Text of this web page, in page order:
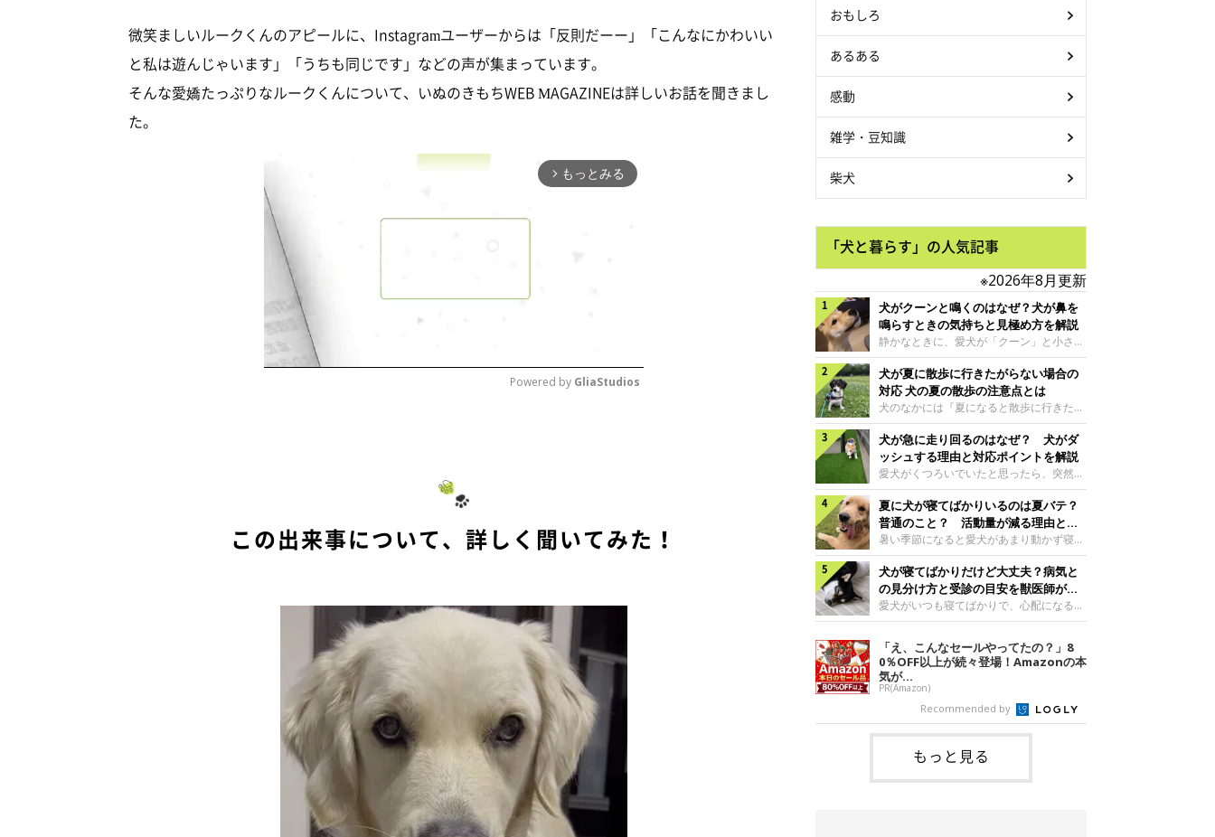
微笑ましいルークくんのアピールに、Instagramユーザーからは「反則だーー」「こんなにかわいい
と私は遊んじゃいます」「うちも同じです」などの声が集まっています。
そんな愛嬌たっぷりなルークくんについて、いぬのきもちWEB MAGAZINEは詳しいお話を聞きまし
た。
arrow_forward_ios もっとみる
Powered by GliaStudios
この出来事について、詳しく聞いてみた！
おもしろ
あるある
感動
雑学・豆知識
柴犬
「犬と暮らす」の人気記事
※2026年8月更新
犬がクーンと鳴くのはなぜ？犬が鼻を
鳴らすときの気持ちと見極め方を解説
静かなときに、愛犬が「クーン」と小さく
鳴いたり、鼻を鳴らすような音を出したり
することはありませんか？ 大きく吠える
わけではない分、「不安なの？それとも何
かお願いしているの？」と気になる飼い主
さんもいるかもしれません。今回は、犬が
クーンと鳴く理由や鼻鳴らしの背景、見極
め方と対応のポイントなどについて、いぬ
のきもち獣医師相談室の原 駿太朗先生に
伺いました。クーンと鳴くのはどんな気持
ち？いぬのきもち投稿写真ギャラリー犬が
クーンと小さく鳴くときは、何らかの感情
を伝えようとしている場合があると考えら
れています。大
犬が夏に散歩に行きたがらない場合の
対応 犬の夏の散歩の注意点とは
犬のなかには『夏になると散歩に行きたが
らない、歩かなくなる』『暑い季節は散歩
の気配を察すると涼しい部屋から出ようと
しない』など散歩に行きたがらないコもい
るようです。愛犬の運動をさせてあげたい
のに、散歩に行きたがらない。このような
場合はどう対応すればよいのでしょうか？
「愛犬が夏に散歩に行きたがらない場合の
対応」について、いぬのきもち獣医師相談
室の白山さとこ先生に聞きました。Q.夏に
犬の散歩に行くときの注意点は？ いぬの
きもち投稿写真ギャラリーーー夏に愛犬と
散歩に行くときは、どのようなことに注意
をするとよい
犬が急に走り回るのはなぜ？ 犬がダ
ッシュする理由と対応ポイントを解説
愛犬がくつろいでいたと思ったら、突然部
屋の中を走り回り始める――そんな様子に
驚いたことはありませんか？ 急な動きに
「何が起きているの？」と戸惑う飼い主さ
んも多いでしょう。落ち着いていたはずな
のに、急にスイッチが入ったように見える
と不安になることもあります。今回は、犬
が急に走り回る理由や見極め方などについ
て、いぬのきもち獣医師相談室の岡本りさ
先生に伺いました。犬が急に走り回るのは
ラリー犬が突然走り回る行動は、必ずしも
珍しいものではないと考えられています。
体にたまったエ
夏に犬が寝てばかりいるのは夏バテ？
普通のこと？ 活動量が減る理由と対
策とは
暑い季節になると愛犬があまり動かず寝て
ばかりだと感じる飼い主さんはいません
か？その様子に、愛犬が夏バテで疲れてい
るのか、元気がないのかなど不安に感じる
方もいるのではないかと思います。 で
は、犬が寝てばかりいるときに対処が必要
「犬の活動量が夏に減る理由と対策」につ
いて、いぬのきもち獣医師相談室の山口み
き先生に話を聞きました。Q. 夏に犬の活
動量が減る理由は？ いぬのきもち投稿写
真ギャラリーーー夏に愛犬の活動量が減る
と感じる飼い主さんもいるようです。理由
としてどのようなこ
犬が寝てばかりだけど大丈夫？病気と
の見分け方と受診の目安を獣医師が解
説
愛犬がいつも寝てばかりで、心配になるこ
とはありませんか？今回は、犬の睡眠時間
や気を付けたほうがよい睡眠・心配ない睡
眠の違い、犬が寝てばかりいるときの対処
法について、いぬのきもち獣医師相談室の
岡本りさ先生に聞きました。そもそも犬の
睡眠時間はどれくらい？いぬのきもち投稿
写真ギャラリー――一般的に、犬は1日に
何時間くらい睡眠をとるのでしょうか？岡
本先生： 「犬の睡眠時間は、一般的に、
子犬のときは18～20時間程度、成犬は12
～15時間程度、シニア犬になると18～20
「え、こんなセールやってたの？」8
0％OFF以上が続々登場！Amazonの本
気が...
PR(Amazon)
Recommended by
もっと見る